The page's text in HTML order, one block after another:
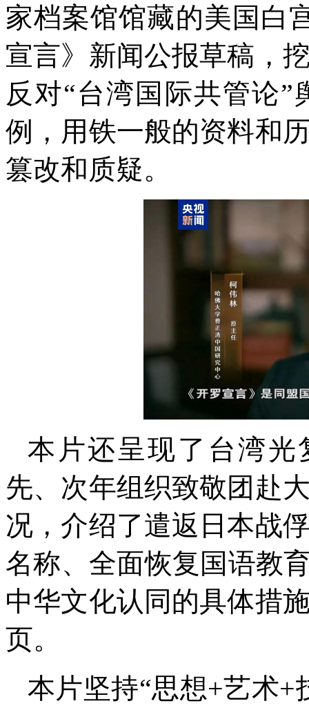
家档案馆馆藏的美国白
宣言》新闻公报草稿，
反对“台湾国际共管论
例，用铁一般的资料和
篡改和质疑。
本片还呈现了台湾光
先、次年组织致敬团赴
况，介绍了遣返日本战
名称、全面恢复国语教
中华文化认同的具体措
页。
本片坚持“思想+艺术+